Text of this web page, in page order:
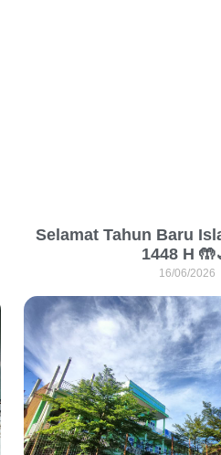
Selamat Tahun Baru
1448 H
16/06/2026